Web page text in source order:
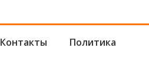
Контакты Политика